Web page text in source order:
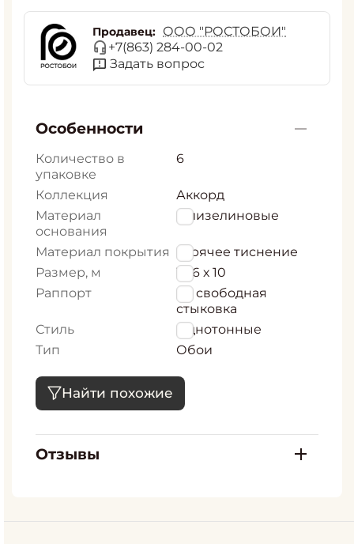
Продавец: ООО "РОСТОБОИ"
+7(863) 284-00-02
Задать вопрос
Особенности
Количество в
упаковке
6
Коллекция
Аккорд
Материал
основания
Флизелиновые
Материал покрытия горячее тиснение
Размер, м
1,06 х 10
Раппорт
64 свободная
стыковка
Стиль
Однотонные
Тип
Обои
Найти похожие
Отзывы